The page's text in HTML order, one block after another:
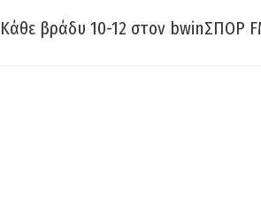
Κάθε βράδυ 10-12 στον bwinΣΠΟΡ